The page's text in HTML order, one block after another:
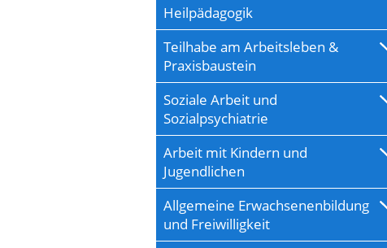
Heilpädagogik
Teilhabe am Arbeitsleben &
Praxisbaustein
Soziale Arbeit und
Sozialpsychiatrie
Arbeit mit Kindern und
Jugendlichen
Allgemeine Erwachsenenbildung
und Freiwilligkeit